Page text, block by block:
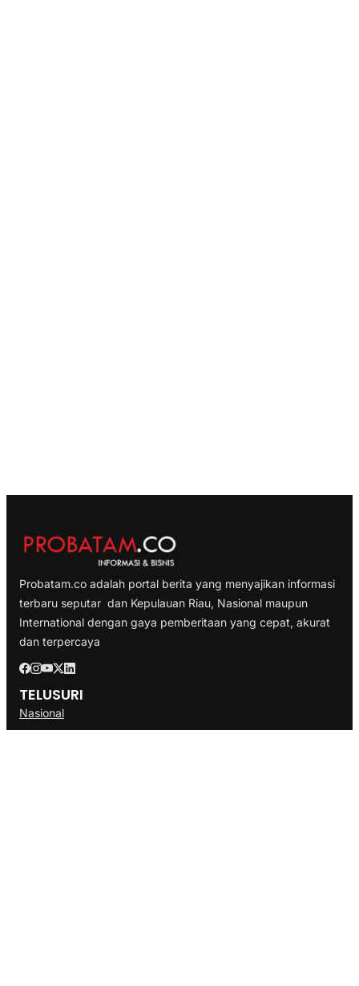
Probatam.co adalah portal berita yang menyajikan informasi
terbaru seputar dan Kepulauan Riau, Nasional maupun
International dengan gaya pemberitaan yang cepat, akurat
dan terpercaya
TELUSURI
Nasional